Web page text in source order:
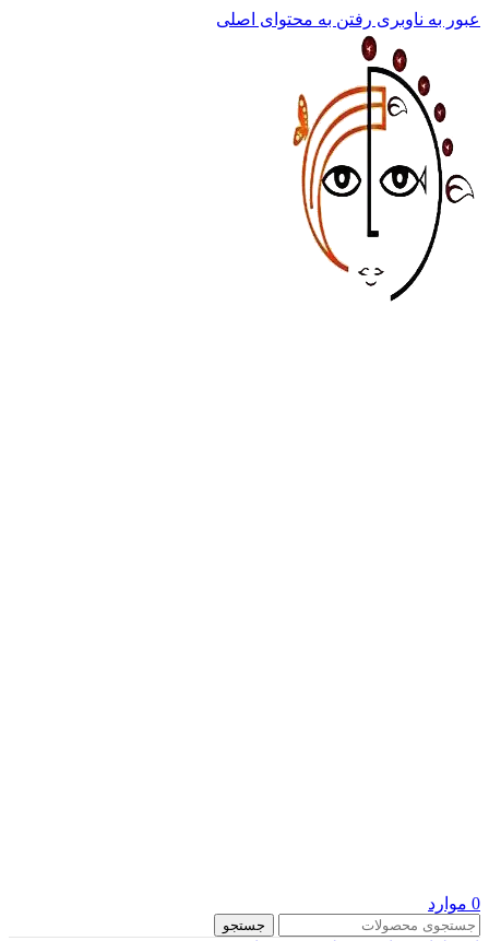
عبور به ناوبری رفتن به محتوای اصلی
0 موارد
جستجو